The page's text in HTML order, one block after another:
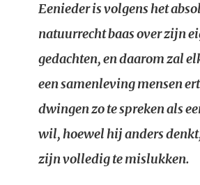
Eenieder is volgens het
natuurrecht baas over zijn
gedachten, en daarom zal
een samenleving mensen
dwingen zo te spreken als
wil, hoewel hij anders
zijn volledig te mislukken.